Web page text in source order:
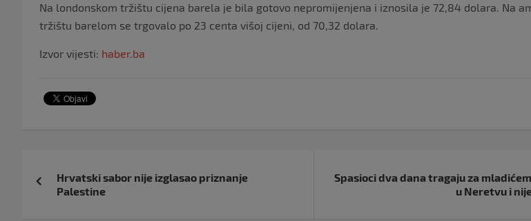
Na londonskom tržištu cijena barela je bila gotovo nepromijenjena i iznosila je 72,84 dolara. Na
tržištu barelom se trgovalo po 23 centa višoj cijeni, od 70,32 dolara.
Izvor vijesti: haber.ba
objava
Hrvatski sabor nije izglasao priznanje
Palestine
Spasioci dva dana tragaju za
u Neretvu i